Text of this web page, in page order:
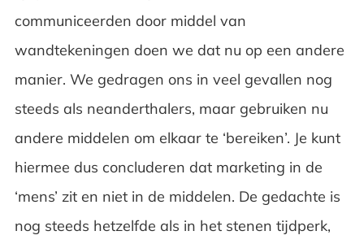
communiceerden door middel van
wandtekeningen doen we dat nu op een andere
manier. We gedragen ons in veel gevallen nog
steeds als neanderthalers, maar gebruiken nu
andere middelen om elkaar te ‘bereiken’. Je kunt
hiermee dus concluderen dat marketing in de
‘mens’ zit en niet in de middelen. De gedachte is
nog steeds hetzelfde als in het stenen tijdperk,